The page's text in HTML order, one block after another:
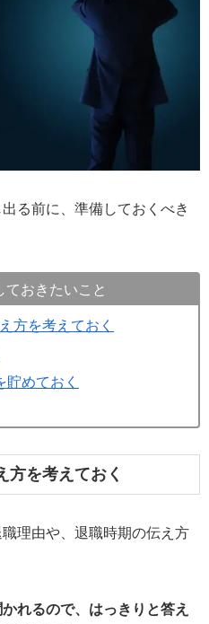
る前に、準備しておくべき
おきたいこと
方を考えておく
めておく
方を考えておく
理由や、退職時期の伝え方
れるので、はっきりと答え